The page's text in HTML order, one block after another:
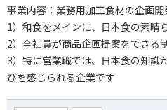
事業内容：業務用加工食材の企画開
1）和食をメインに、日本食の素晴
2）全社員が商品企画提案をできる
3）特に営業職では、日本食の知識
びを感じられる企業です